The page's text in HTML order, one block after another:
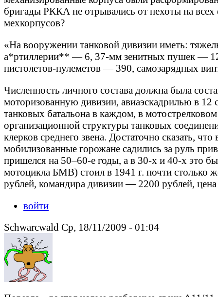
бригады РККА не отрывались от пехоты на
мехкорпусов?
«На вооружении танковой дивизии иметь:
а*ртиллерии** — 6, 37-мм зенитных пушек —
пистолетов-пулеметов — 390, самозарядных
Численность личного состава должна была
моторизованную дивизии, авиаэскадрилью в 12
танковых батальона в каждом, в
организационной структуры танковых
клерков среднего звена. Достаточно сказать,
мобилизованные горожане садились за руль
пришелся на 50–60-е годы, а в 30-х и 40-х это
мотоцикла БМВ) стоил в 1941 г. почти столько
рублей, командира дивизии — 2200 рублей,
войти
Schwarcwald Ср, 18/11/2009 - 01:04